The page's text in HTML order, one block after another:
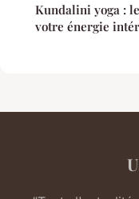
Kundalini yoga :
votre énergie